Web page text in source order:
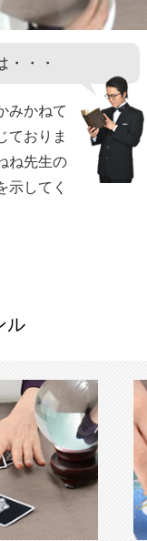
・・・
みかねて
ておりま
ね先生の
示してく
ル